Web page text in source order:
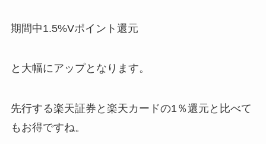
期間中1.5%Vポイント還元
と大幅にアップとなります。
先行する楽天証券と楽天カードの1％還元と比べて
もお得ですね。